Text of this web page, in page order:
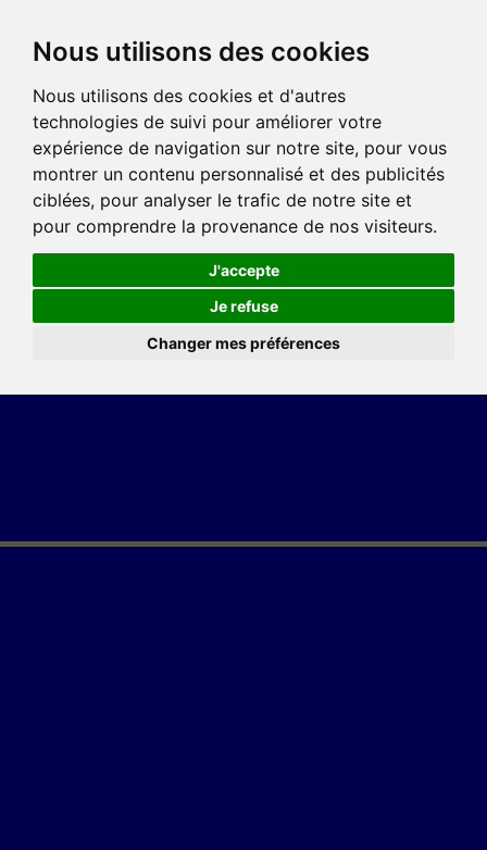
Nous utilisons des cookies
Nous utilisons des cookies et d'autres
technologies de suivi pour améliorer votre
expérience de navigation sur notre site, pour vous
montrer un contenu personnalisé et des publicités
ciblées, pour analyser le trafic de notre site et
pour comprendre la provenance de nos visiteurs.
J'accepte
Je refuse
Changer mes préférences